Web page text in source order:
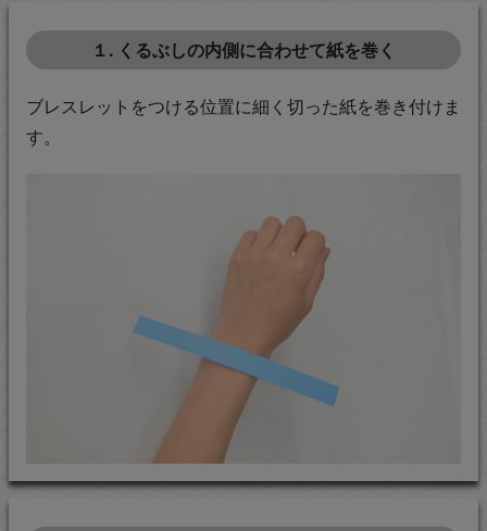
１. くるぶしの内側に合わせて紙を巻く
ブレスレットをつける位置に細く切った紙を巻き付けま
す。